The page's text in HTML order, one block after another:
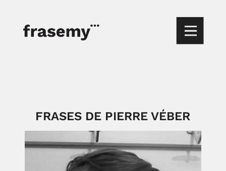
FRASES DE PIERRE VÉBER